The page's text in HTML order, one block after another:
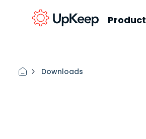
Product
Downloads